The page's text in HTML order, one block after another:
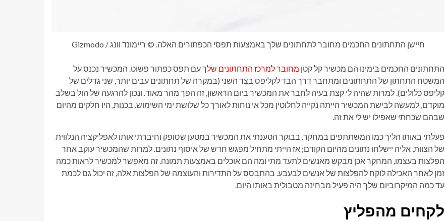
חיישן התחתונים החכמים מחובר לתחתונים שלך באמצעות תפסי הכפתורים האלה. © ריימונד וונג / Gizmodo
התחתונים החכמים בימינו הם מכשיר קל קטן מחובר למרכז התחתונים שלךעם תפס כפתור פשוט. המכשיר נכנס על
המשטח התחתון של התחתונים ומתחבר דרך הבד לקליפס בצד השני (במקרה של תחתונים עבים יותר, שני גדלים של
קליפס כלולים). למרות שהיה לי קצת בעיה לחבר את המכשיר ביום הראשון, זה הפך מהר מאוד. ונכון להרגעה של הול בשלב
מוקדם, למעשה לבישת המכשיר הייתה נקייה לחלוטין מכל אי נוחות לאורך כל שלושת ימי השימוש. בכנות, היו חלקים מהיום
שבהם שכחתי שאפילו יש לי את זה.
פעלתי באותו הליך כמו המשתתפים במחקר. בבוקר הטענתי את המכשיר במטען שסופק וחיברתי אותו לאפליקציה הנלווית
של הצוות, אליה יישלחו נתונים מהיום הקודם; אז הייתי מתחיל מפגש חדש של איסוף נתונים. למרות שהמכשיר עוקב אחר
הפלצות בעצמו, המחקר אכן מבקש מאנשים לתעד מתי ומה הם אוכלים באמצעות תמונה. זה מאפשר למכשיר לראות כמה
זמן לאחר האכילה לוקח להפלצות של אנשים לבעבע. בהתבסס על התדירות והעוצמה של הפלצות אלה, זה יכול גם לכמת
עד כמה המיקרוביום שלך היה פעיל מבחינה מטבולית באותו היום.
לקחים מהפליץ